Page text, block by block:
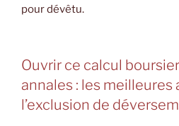
pour dévêtu.
Ouvrir ce calcul
annales : les meilleures
l’exclusion de